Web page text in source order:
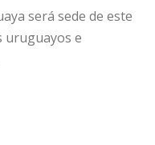
será sede de este
uruguayos e